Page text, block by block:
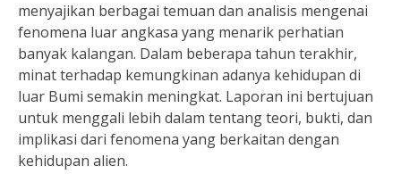
menyajikan berbagai temuan dan analisis mengenai
fenomena luar angkasa yang menarik perhatian
banyak kalangan. Dalam beberapa tahun terakhir,
minat terhadap kemungkinan adanya kehidupan di
luar Bumi semakin meningkat. Laporan ini bertujuan
untuk menggali lebih dalam tentang teori, bukti, dan
implikasi dari fenomena yang berkaitan dengan
kehidupan alien.